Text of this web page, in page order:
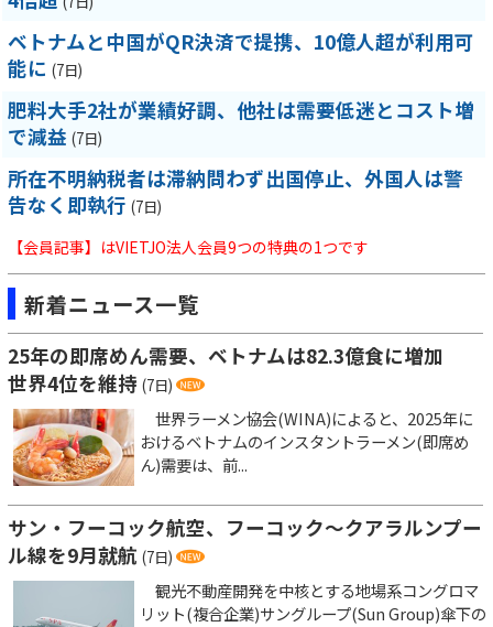
ベトナムと中国がQR決済で提携、10億人超が利用可
能に (7日)
肥料大手2社が業績好調、他社は需要低迷とコスト増
で減益 (7日)
所在不明納税者は滞納問わず出国停止、外国人は警
告なく即執行 (7日)
【会員記事】はVIETJO法人会員9つの特典の1つです
新着ニュース一覧
25年の即席めん需要、ベトナムは82.3億食に増加
世界4位を維持 (7日)
世界ラーメン協会(WINA)によると、2025年に
おけるベトナムのインスタントラーメン(即席め
ん)需要は、前...
サン・フーコック航空、フーコック～クアラルンプー
ル線を9月就航 (7日)
観光不動産開発を中核とする地場系コングロマ
リット(複合企業)サングループ(Sun Group)傘下の